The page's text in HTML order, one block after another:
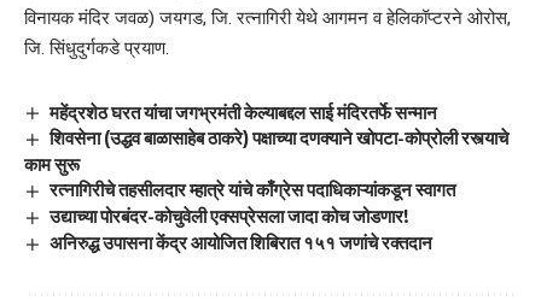
विनायक मंदिर जवळ) जयगड, जि. रत्नागिरी येथे आगमन व हेलिकॉप्टरने ओरोस,
जि. सिंधुदुर्गकडे प्रयाण.
महेंद्रशेठ घरत यांचा जगभ्रमंती केल्याबद्दल साई मंदिरतर्फे सन्मान
शिवसेना (उद्धव बाळासाहेब ठाकरे) पक्षाच्या दणक्याने खोपटा-कोप्रोली रस्त्याचे
काम सुरू
रत्नागिरीचे तहसीलदार म्हात्रे यांचे काँग्रेस पदाधिकाऱ्यांकडून स्वागत
उद्याच्या पोरबंदर-कोचुवेली एक्सप्रेसला जादा कोच जोडणार!
अनिरुद्ध उपासना केंद्र आयोजित शिबिरात १५१ जणांचे रक्तदान